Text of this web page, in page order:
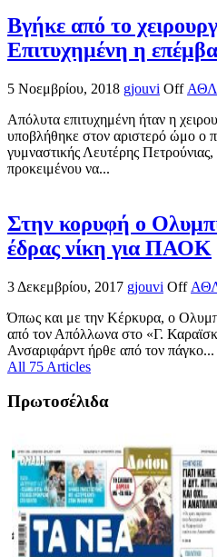
Βγήκε από το
Επιτυχημένη η
5 Νοεμβρίου, 2018 gjouvi Off
Απόλυτα επιτυχημένη ήταν η
υποβλήθηκε στον αριστερό ώμο ο
γυμναστικής Λευτέρης
προκειμένου να...
Στην κορυφή ο
έδρας νίκη για ΠΑΟΚ
3 Δεκεμβρίου, 2017 gjouvi Off
Όπως και με την Κέρκυρα, ο
από τον Απόλλωνα στο «Γ.
Ανσαριφάρντ ήρθε από τον πάγκο...
All 75 Articles
Πρωτοσέλιδα